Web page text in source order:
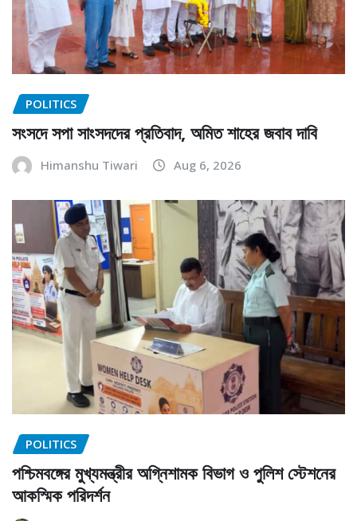
POLITICS
সংসদে সপা সাংসদদের প্রতিবাদ, অমিত শাহের জবাব দাবি
Himanshu Tiwari Aug 6, 2026
POLITICS
পশ্চিমবঙ্গের মুখ্যমন্ত্রীর অগ্নিশামক বিভাগ ও পুলিশ স্টেশনের
আকস্মিক পরিদর্শন